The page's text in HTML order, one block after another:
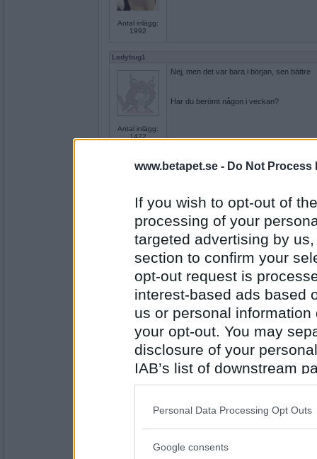
www.betapet.se - Do Not Process
If you wish to opt-out of
processing of your
targeted advertising by
section to confirm your
opt-out request is
interest-based ads based
us or personal
your opt-out. You may
disclosure of your
IAB’s list of downstream
also be disclosed by us
Downstream Participants
Please note that this
Personal Data Processing Opt Outs
Google consents
Antal inlägg:
1992
Ladybug1
Antal inlägg:
1422
Nej, men det var bara i början, sen bättre
Har du berömt någon i veckan?
farmor448
Antal inlägg:
Pratar du skit om dina vänenr?
frippefrappe
Antal inlägg:
10101
Nej, men de kanske pratar skit om mig?
Kommer du svara 'Nej, men' på denna